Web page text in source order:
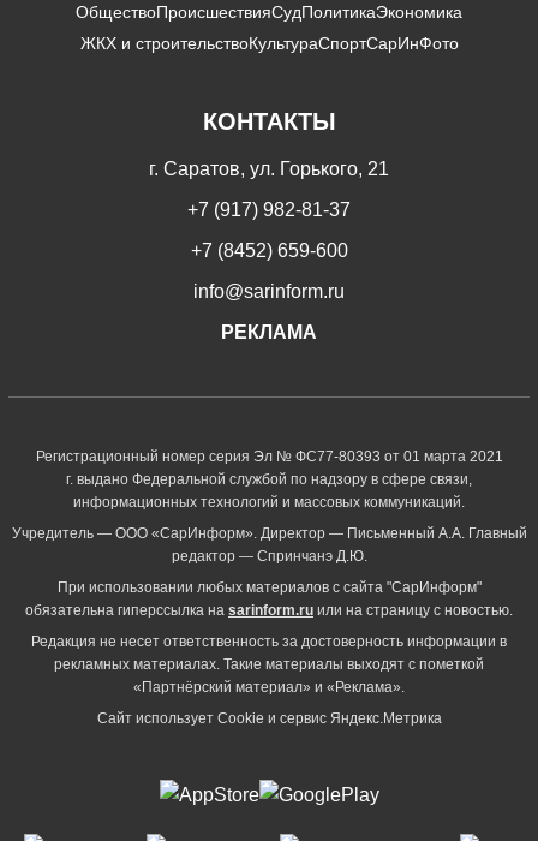
ОбществоПроисшествияСудПолитикаЭкономика
ЖКХ и строительствоКультураСпортСарИнФото
КОНТАКТЫ
г. Саратов, ул. Горького, 21
+7 (917) 982-81-37
+7 (8452) 659-600
info@sarinform.ru
РЕКЛАМА
Регистрационный номер серия Эл № ФС77-80393 от 01 марта 2021
г. выдано Федеральной службой по надзору в сфере связи,
информационных технологий и массовых коммуникаций.
Учредитель — ООО «СарИнформ». Директор — Письменный А.А. Главный
редактор — Спринчанэ Д.Ю.
При использовании любых материалов с сайта "СарИнформ"
обязательна гиперссылка на sarinform.ru или на страницу с новостью.
Редакция не несет ответственность за достоверность информации в
рекламных материалах. Такие материалы выходят с пометкой
«Партнёрский материал» и «Реклама».
Сайт использует Cookie и сервиc Яндекс.Метрика